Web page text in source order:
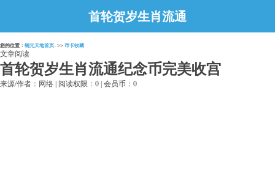
首轮贺岁生肖流通
纪念币完美收宫
您的位置： 铜元天地首页- >> 币卡收藏
文章阅读
首轮贺岁生肖流通纪念币完美收宫
来源/作者：网络 | 阅读权限：0 | 会员币：0